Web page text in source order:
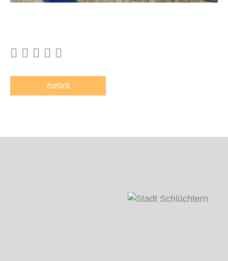
zurück